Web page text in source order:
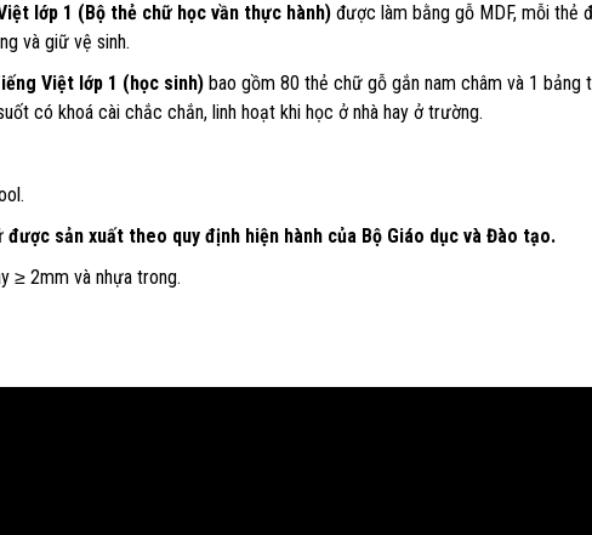
lớp 1 (Bộ thẻ chữ học vần thực hành) được làm bằng gỗ MDF, mỗi thẻ
và giữ vệ sinh.​
Việt lớp 1 (học sinh) bao gồm 80 thẻ chữ gỗ gắn nam châm và 1
có khoá cài chắc chắn, linh hoạt khi học ở nhà hay ở trường.
được sản xuất theo quy định hiện hành của Bộ Giáo dục và Đào tạo.
≥ 2mm và nhựa trong​.